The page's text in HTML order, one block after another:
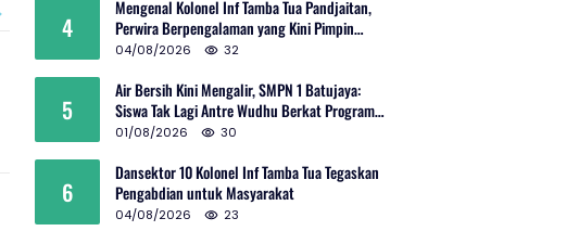
4
Mengenal Kolonel Inf Tamba Tua Pandjaitan,
Perwira Berpengalaman yang Kini Pimpin
Sektor 10 Citarum Harum
04/08/2026 32
5
Air Bersih Kini Mengalir, SMPN 1 Batujaya:
Siswa Tak Lagi Antre Wudhu Berkat Program
TNI AD
01/08/2026 30
6
Dansektor 10 Kolonel Inf Tamba Tua Tegaskan
Pengabdian untuk Masyarakat
04/08/2026 23